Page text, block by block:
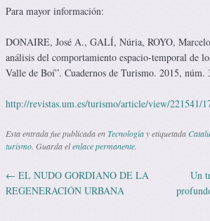
Para mayor información:
DONAIRE, José A., GALÍ, Núria, ROYO,
análisis del comportamiento espacio-temporal de
Valle de Boí”. Cuadernos de Turismo. 2015, núm.
http://revistas.um.es/turismo/article/view/221541/
Esta entrada fue publicada enTecnologíay etiquetada
turismo. Guarda elenlace permanente.
Navegación de entradas
← EL NUDO GORDIANO DE LA
REGENERACIÓN URBANA
Un